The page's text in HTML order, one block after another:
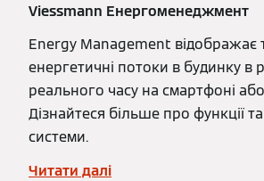
Viessmann Енергоменеджмент
Energy Management відображає
енергетичні потоки в будинку в
реального часу на смартфоні
Дізнайтеся більше про функції та
системи.
Читати далі